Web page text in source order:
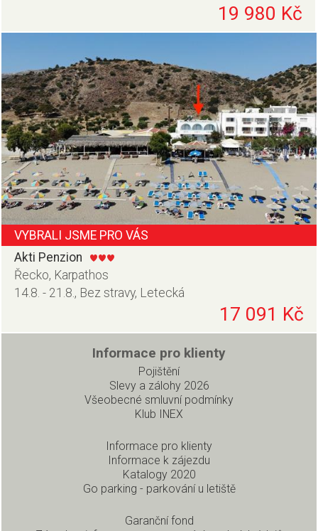
19 980 Kč
VYBRALI JSME PRO VÁS
Akti Penzion
Řecko, Karpathos
14.8. - 21.8., Bez stravy, Letecká
17 091 Kč
Informace pro klienty
Pojištění
Slevy a zálohy 2026
Všeobecné smluvní podmínky
Klub INEX
Informace pro klienty
Informace k zájezdu
Katalogy 2020
Go parking - parkování u letiště
Garanční fond